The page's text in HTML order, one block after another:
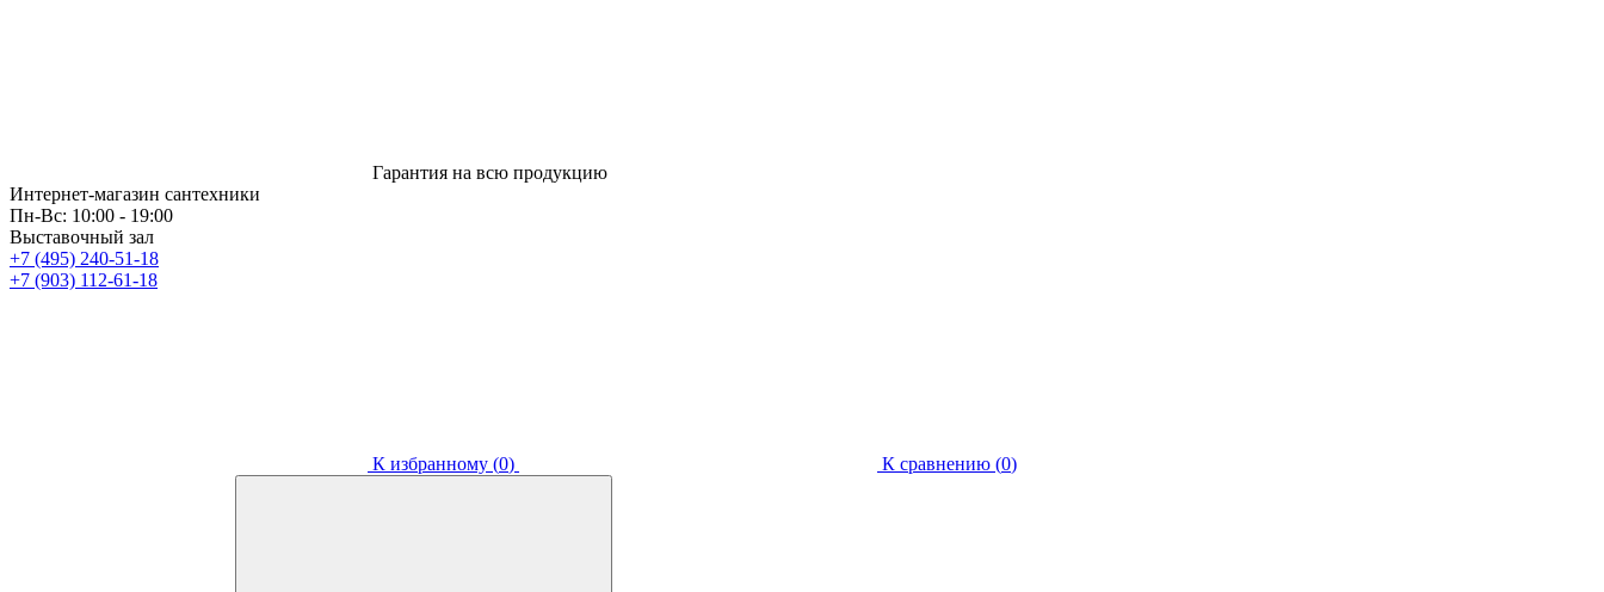
Гарантия на всю продукцию
Интернет-магазин сантехники
Пн-Вс: 10:00 - 19:00
Выставочный зал
+7 (495) 240-51-18
+7 (903) 112-61-18
К избранному (0) К сравнению (0)